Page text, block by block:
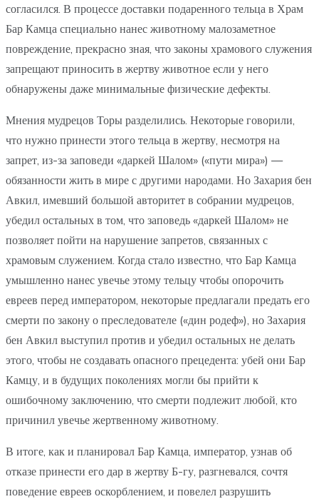
согласился. В процессе доставки подаренного тельца в Храм
Бар Камца специально нанес животному малозаметное
повреждение, прекрасно зная, что законы храмового служения
запрещают приносить в жертву животное если у него
обнаружены даже минимальные физические дефекты.
Мнения мудрецов Торы разделились. Некоторые говорили,
что нужно принести этого тельца в жертву, несмотря на
запрет, из-за заповеди «даркей Шалом» («пути мира») —
обязанности жить в мире с другими народами. Но Захария бен
Авкил, имевший большой авторитет в собрании мудрецов,
убедил остальных в том, что заповедь «даркей Шалом» не
позволяет пойти на нарушение запретов, связанных с
храмовым служением. Когда стало известно, что Бар Камца
умышленно нанес увечье этому тельцу чтобы опорочить
евреев перед императором, некоторые предлагали предать его
смерти по закону о преследователе («дин родеф»), но Захария
бен Авкил выступил против и убедил остальных не делать
этого, чтобы не создавать опасного прецедента: убей они Бар
Камцу, и в будущих поколениях могли бы прийти к
ошибочному заключению, что смерти подлежит любой, кто
причинил увечье жертвенному животному.
В итоге, как и планировал Бар Камца, император, узнав об
отказе принести его дар в жертву Б-гу, разгневался, сочтя
поведение евреев оскорблением, и повелел разрушить